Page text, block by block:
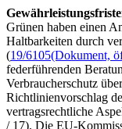
Grünen haben einen
Haltbarkeiten durch
(19/6105(Dokument,
federführenden
Verbraucherschutz
Richtlinienvorschlag
vertragsrechtliche
/ 17). Die EU-